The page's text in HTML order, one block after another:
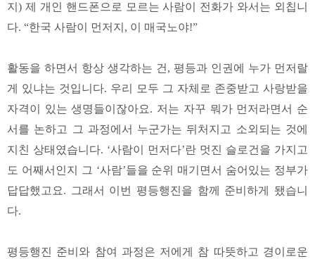
지) 제 개인 핸드폰으로 모르는 사람이 전화가 와서는 외칩니
다. “한국 사람이 먼저지, 이 매국노야!”
활동을 하면서 항상 생각하는 건, 평등과 인권에 누가 먼저랄
게 있냐는 것입니다. 우리 모두 그 자체로 존중받고 사랑받을
자격이 있는 생명들이잖아요. 저는 자꾸 뭐가 먼저라면서 순
서를 논하고 그 과정에서 누군가는 뒤처지고 소외되는 것에
지친 상태였습니다. ‘사람이 먼저다’란 멋진 슬로건을 가지고
도 어째서인지 그 ‘사람’들을 순위 매기면서 숨어있는 정부가
답답했고요. 그래서 이번 평등행진을 함께 준비하게 됐습니
다.
평등행진 준비와 참여 과정은 저에게 참 따뜻하고 경이로운